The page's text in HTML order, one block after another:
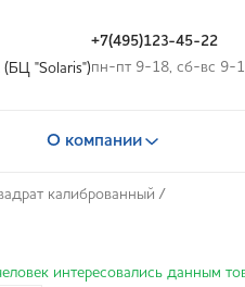
(БЦ "Solaris")
+7(495)123-45-22
пн-пт 9-18, сб-вс 9-
О компании
калиброванный /
интересовались данным